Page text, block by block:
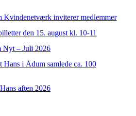
Kvindenetværk inviterer medlemmer
den 15. august kl. 10-11
Nyt – Juli 2026
Hans i Ådum samlede ca. 100
aften 2026